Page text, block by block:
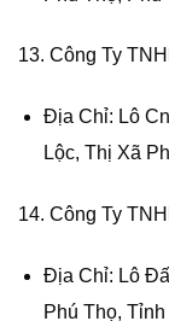
13. Công Ty
Địa Chỉ: Lô
Lộc, Thị Xã
14. Công Ty
Địa Chỉ: Lô
Phú Thọ,